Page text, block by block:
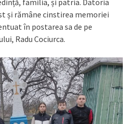
familia, și patria. Datoria
și rămâne cinstirea memoriei
în postarea sa de pe
Radu Cociurca.